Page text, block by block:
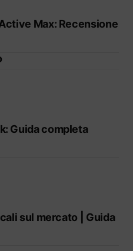
Max: Recensione
Guida completa
sul mercato | Guida